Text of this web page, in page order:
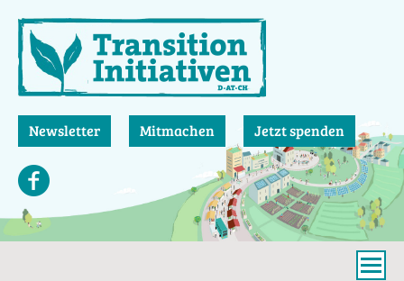
zum
Inhalt
Newsletter Mitmachen Jetzt spenden